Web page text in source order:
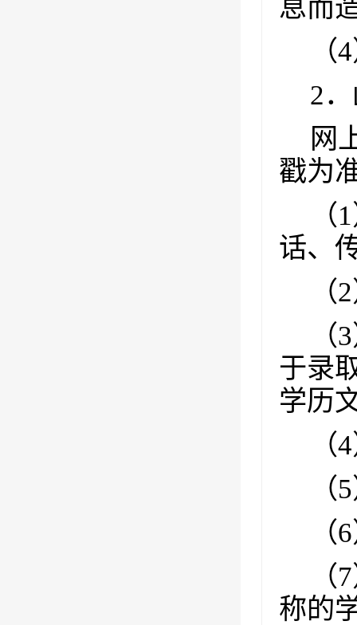
息而
（4
2
网
戳为
（1
话、
（2
（3
于录
学历
（4
（5
（6
（7
称的